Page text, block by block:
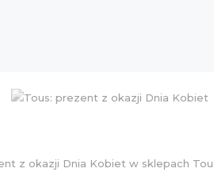
z okazji Dnia Kobiet w sklepach